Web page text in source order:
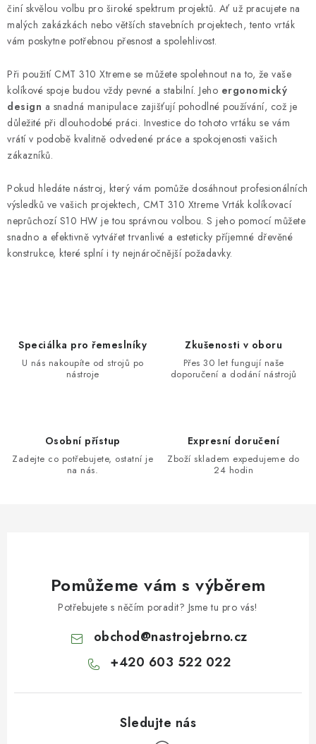
činí skvělou volbu pro široké spektrum projektů. Ať už pracujete na
malých zakázkách nebo větších stavebních projektech, tento vrták
vám poskytne potřebnou přesnost a spolehlivost.
Při použití CMT 310 Xtreme se můžete spolehnout na to, že vaše
kolíkové spoje budou vždy pevné a stabilní. Jeho ergonomický
design a snadná manipulace zajišťují pohodlné používání, což je
důležité při dlouhodobé práci. Investice do tohoto vrtáku se vám
vrátí v podobě kvalitně odvedené práce a spokojenosti vašich
zákazníků.
Pokud hledáte nástroj, který vám pomůže dosáhnout profesionálních
výsledků ve vašich projektech, CMT 310 Xtreme Vrták kolíkovací
neprůchozí S10 HW je tou správnou volbou. S jeho pomocí můžete
snadno a efektivně vytvářet trvanlivé a esteticky příjemné dřevěné
konstrukce, které splní i ty nejnáročnější požadavky.
Speciálka pro řemeslníky
U nás nakoupíte od strojů po
nástroje
Zkušenosti v oboru
Přes 30 let fungují naše
doporučení a dodání nástrojů
Osobní přístup
Zadejte co potřebujete, ostatní je
na nás.
Expresní doručení
Zboží skladem expedujeme do
24 hodin
Pomůžeme vám s výběrem
Potřebujete s něčím poradit? Jsme tu pro vás!
obchod@nastrojebrno.cz
+420 603 522 022